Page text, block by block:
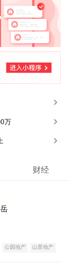
万
财经
公园地产 山景地产